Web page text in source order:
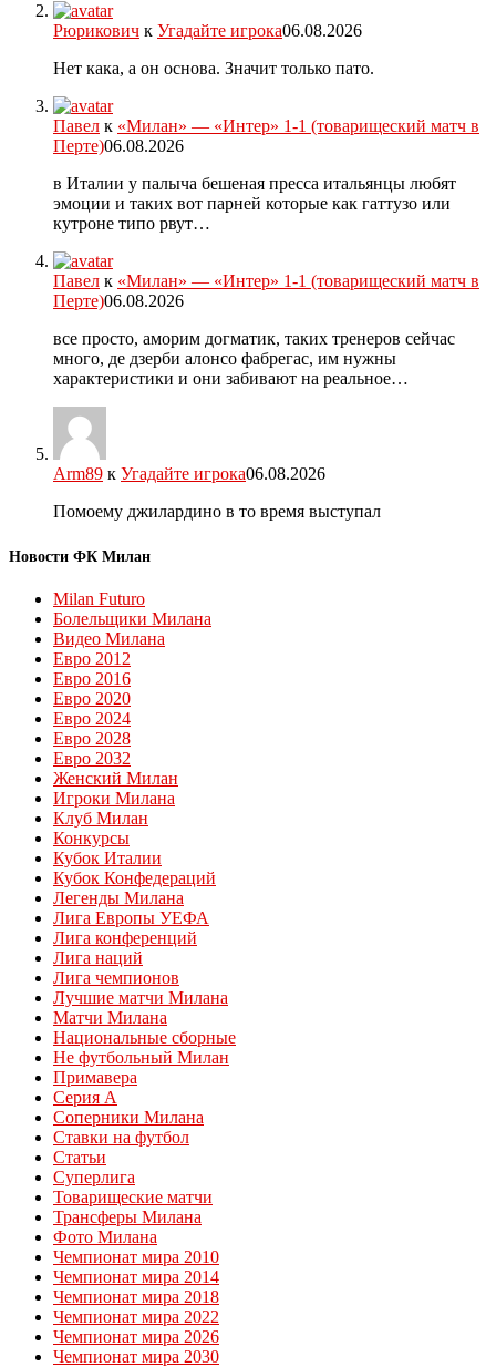
Рюрикович к Угадайте игрока06.08.2026
Нет кака, а он основа. Значит только пато.
Павел к «Милан» — «Интер» 1-1 (товарищеский матч в
Перте)06.08.2026
в Италии у палыча бешеная пресса итальянцы любят
эмоции и таких вот парней которые как гаттузо или
кутроне типо рвут…
Павел к «Милан» — «Интер» 1-1 (товарищеский матч в
Перте)06.08.2026
все просто, аморим догматик, таких тренеров сейчас
много, де дзерби алонсо фабрегас, им нужны
характеристики и они забивают на реальное…
Arm89 к Угадайте игрока06.08.2026
Помоему джилардино в то время выступал
Новости ФК Милан
Milan Futuro
Болельщики Милана
Видео Милана
Евро 2012
Евро 2016
Евро 2020
Евро 2024
Евро 2028
Евро 2032
Женский Милан
Игроки Милана
Клуб Милан
Конкурсы
Кубок Италии
Кубок Конфедераций
Легенды Милана
Лига Европы УЕФА
Лига конференций
Лига наций
Лига чемпионов
Лучшие матчи Милана
Матчи Милана
Национальные сборные
Не футбольный Милан
Примавера
Серия А
Соперники Милана
Ставки на футбол
Статьи
Суперлига
Товарищеские матчи
Трансферы Милана
Фото Милана
Чемпионат мира 2010
Чемпионат мира 2014
Чемпионат мира 2018
Чемпионат мира 2022
Чемпионат мира 2026
Чемпионат мира 2030